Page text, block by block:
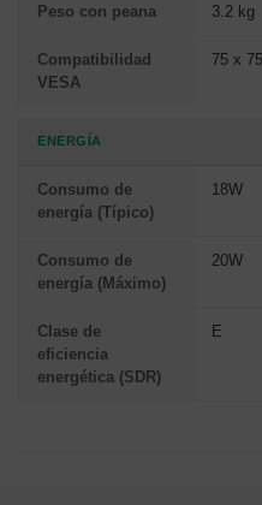
Peso con peana 3.2 kg
Compatibilidad
VESA
75 x
ENERGÍA
Consumo de
energía (Típico)
18W
Consumo de
energía (Máximo)
20W
Clase de
eficiencia
energética (SDR)
E